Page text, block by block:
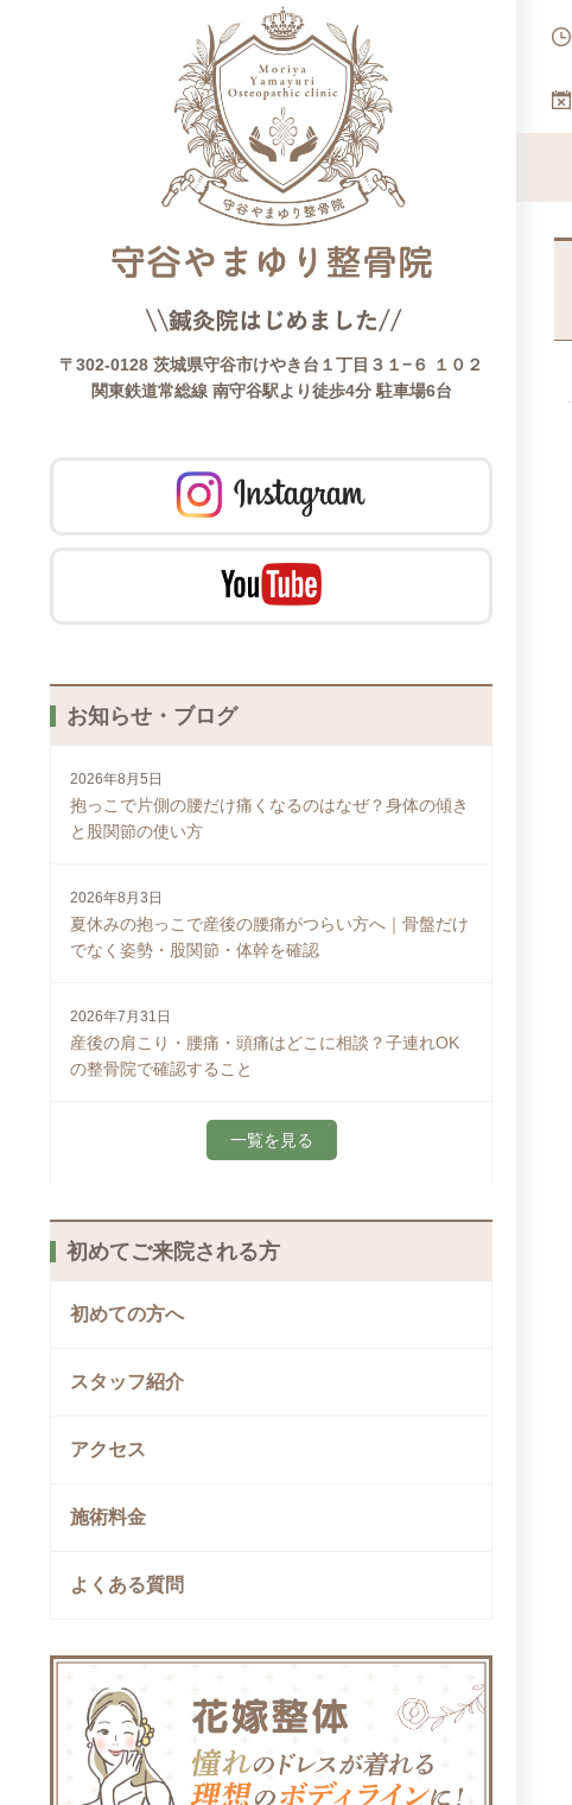
〒302-0128 茨城県守谷市けやき台１丁目３１−６ １０２
関東鉄道常総線 南守谷駅より徒歩4分 駐車場6台
お知らせ・ブログ
2026年8月5日
抱っこで片側の腰だけ痛くなるのはなぜ？身体の傾き
と股関節の使い方
2026年8月3日
夏休みの抱っこで産後の腰痛がつらい方へ｜骨盤だけ
でなく姿勢・股関節・体幹を確認
2026年7月31日
産後の肩こり・腰痛・頭痛はどこに相談？子連れOK
の整骨院で確認すること
一覧を見る
初めてご来院される方
初めての方へ
スタッフ紹介
アクセス
施術料金
よくある質問